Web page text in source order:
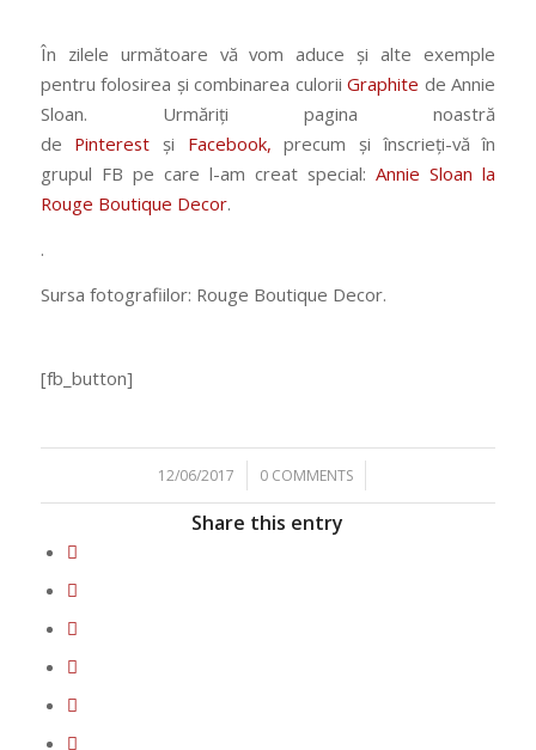
În zilele următoare vă vom aduce și alte exemple
pentru folosirea și combinarea culoriiGraphite de Annie
Sloan. Urmăriți pagina noastră
de Pinterest și Facebook,precum și înscrieți-vă în
grupul FB pe care l-am creat special:Annie Sloan la
Rouge Boutique Decor.
.
Sursa fotografiilor: Rouge Boutique Decor.
[fb_button]
12/06/2017
/ 0 COMMENTS
/
Share this entry